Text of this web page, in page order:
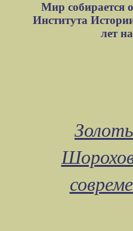
Мир собирается
Института
лет